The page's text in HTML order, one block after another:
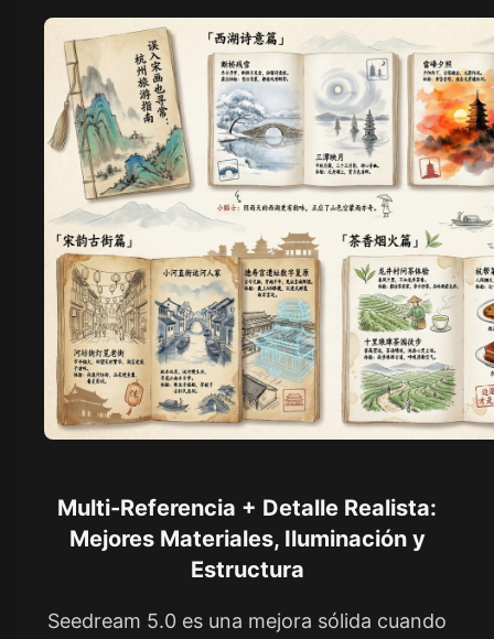
Multi-Referencia + Detalle Realista:
Mejores Materiales, Iluminación y
Estructura
Seedream 5.0 es una mejora sólida cuando